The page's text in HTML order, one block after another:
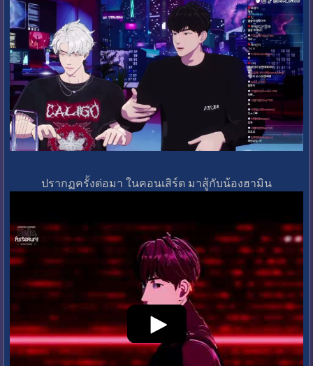
ปรากฏครั้งต่อมา ในคอนเสิร์ต มาสู้กับน้องฮามิน